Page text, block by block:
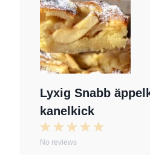
Lyxig Snabb
kanelkick
5
4
3
2
S
1
S
No reviews